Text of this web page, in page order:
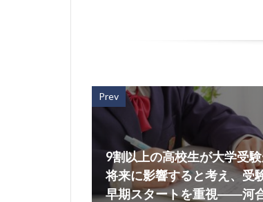
Prev
9割以上の高校生が大学受
将来に影響すると考え、受
早期スタートを重視――河